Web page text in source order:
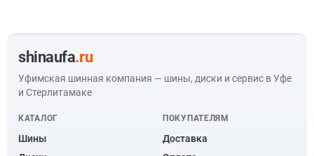
shinaufa.ru
Уфимская шинная компания — шины, диски и сервис в Уфе
и Стерлитамаке
КАТАЛОГ
Шины
ПОКУПАТЕЛЯМ
Доставка